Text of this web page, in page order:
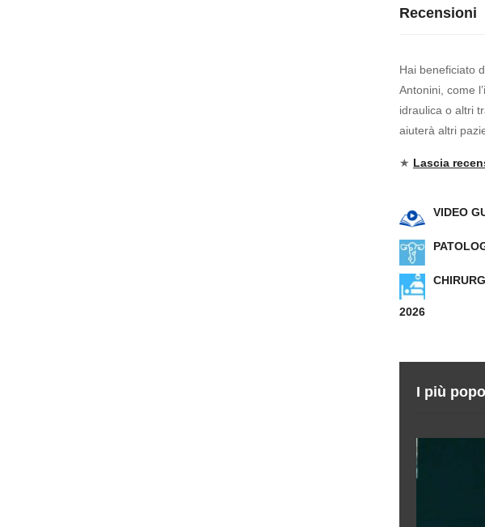
Recensioni
Hai beneficiato
Antonini, come
idraulica o altri
aiuterà altri
★ Lascia
VIDEO
2026
I più